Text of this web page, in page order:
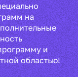
на
и
областью!